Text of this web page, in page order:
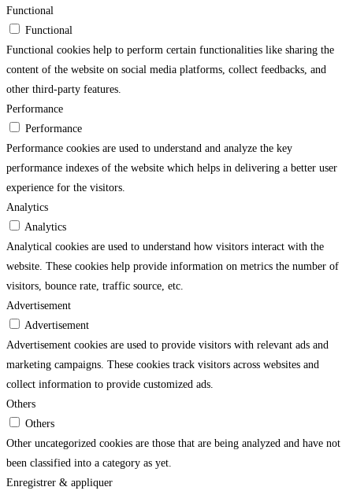
Functional
Functional
Functional cookies help to perform certain functionalities like sharing the
content of the website on social media platforms, collect feedbacks, and
other third-party features.
Performance
Performance
Performance cookies are used to understand and analyze the key
performance indexes of the website which helps in delivering a better user
experience for the visitors.
Analytics
Analytics
Analytical cookies are used to understand how visitors interact with the
website. These cookies help provide information on metrics the number of
visitors, bounce rate, traffic source, etc.
Advertisement
Advertisement
Advertisement cookies are used to provide visitors with relevant ads and
marketing campaigns. These cookies track visitors across websites and
collect information to provide customized ads.
Others
Others
Other uncategorized cookies are those that are being analyzed and have not
been classified into a category as yet.
Enregistrer & appliquer